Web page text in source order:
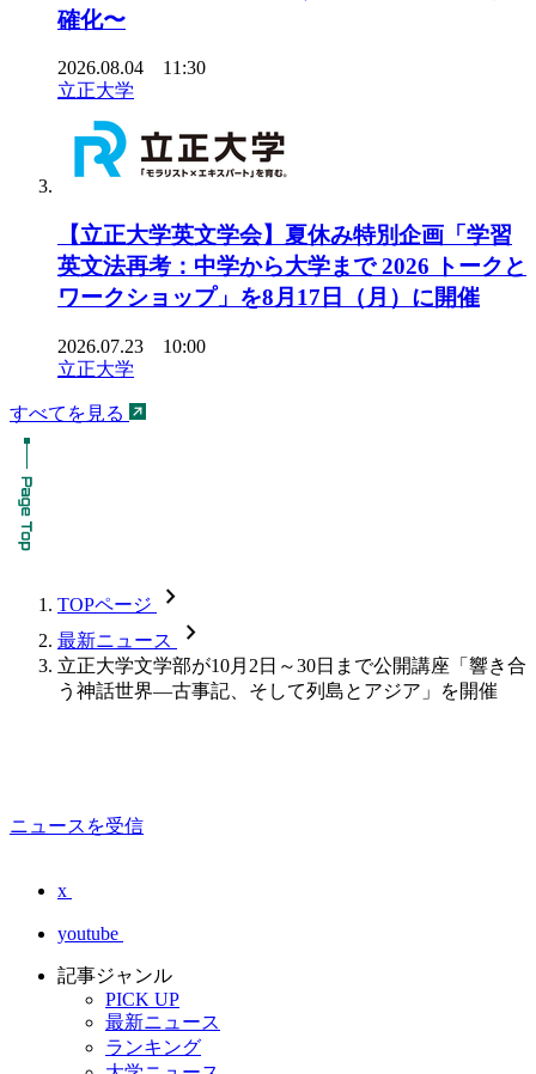
確化〜
2026.08.04 11:30
立正大学
【立正大学英文学会】夏休み特別企画「学習
英文法再考：中学から大学まで 2026 トークと
ワークショップ」を8月17日（月）に開催
2026.07.23 10:00
立正大学
すべてを見る
TOPページ chevron_forward
最新ニュース chevron_forward
立正大学文学部が10月2日～30日まで公開講座「響き合
う神話世界―古事記、そして列島とアジア」を開催
ニュースを受信
x
youtube
記事ジャンル
PICK UP
最新ニュース
ランキング